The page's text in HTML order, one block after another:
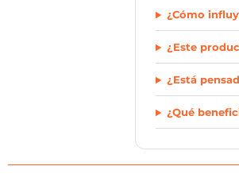
¿Cómo
¿Este
¿Está
¿Qué